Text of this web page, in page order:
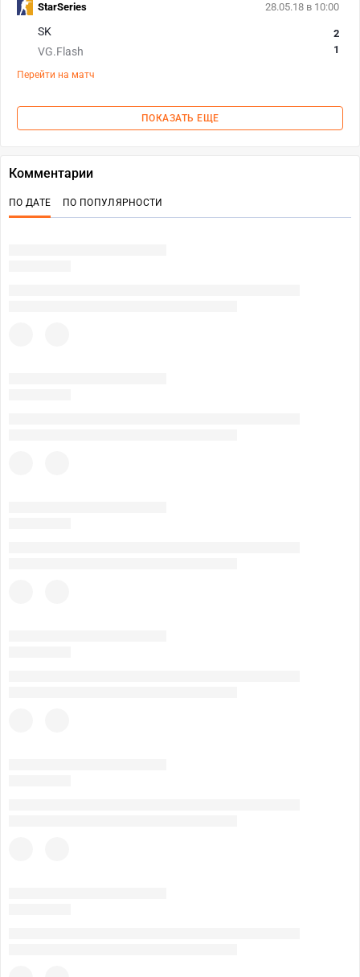
28.05.18 в 10:00
SK
VG.Flash
2
1
Перейти на матч
StarSeries
ПОКАЗАТЬ ЕЩЕ
Комментарии
ПО ДАТЕ ПО ПОПУЛЯРНОСТИ